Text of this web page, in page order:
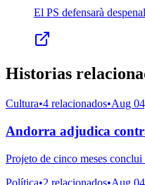
El PS defensarà
Historias
Cultura•4 relacionados•Aug
Andorra adjudica
Projeto de cinco meses
Política•2 relacionados•Aug